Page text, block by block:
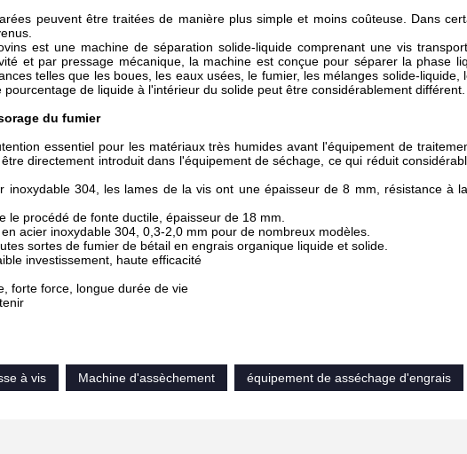
peuvent être traitées de manière plus simple et moins coûteuse. Dans
est une machine de séparation solide-liquide comprenant une vis
et par pressage mécanique, la machine est conçue pour séparer la phase
telles que les boues, les eaux usées, le fumier, les mélanges solide-liquide,
de liquide à l'intérieur du solide peut être considérablement différent.
du fumier
essentiel pour les matériaux très humides avant l'équipement de
directement introduit dans l'équipement de séchage, ce qui réduit
inoxydable 304, les lames de la vis ont une épaisseur de 8 mm, résistance à
le procédé de fonte ductile, épaisseur de 18 mm.
acier inoxydable 304, 0,3-2,0 mm pour de nombreux modèles.
sortes de fumier de bétail en engrais organique liquide et solide.
investissement, haute efficacité
forte force, longue durée de vie
à vis
Machine d'assèchement équipement de asséchage d'engrais